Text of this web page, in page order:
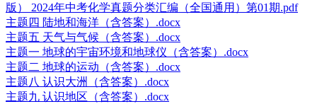
版） 2024年中考化学真题分类汇编（全国通用）第01期.pdf
主题四 陆地和海洋（含答案）.docx
主题五 天气与气候（含答案）.docx
主题一 地球的宇宙环境和地球仪（含答案）.docx
主题二 地球的运动（含答案）.docx
主题八 认识大洲（含答案）.docx
主题九 认识地区（含答案）.docx